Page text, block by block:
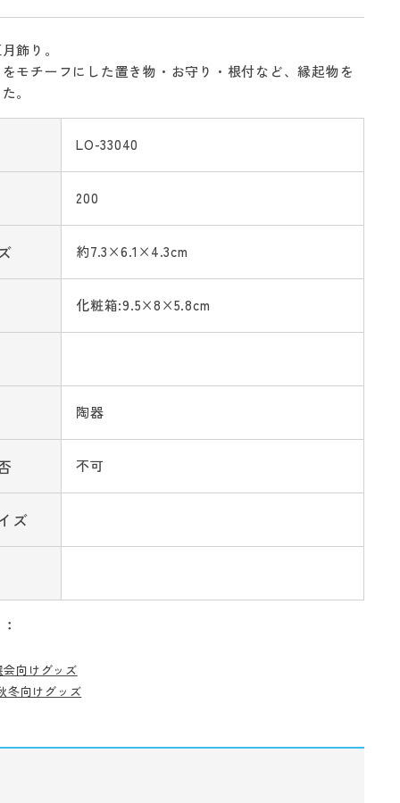
飾り。
モチーフにした置き物・お守り・根付など、縁起物を
。
LO-33040
200
約7.3×6.1×4.3cm
化粧箱:9.5×8×5.8cm
陶器
不可
ズ
向けグッズ
冬向けグッズ